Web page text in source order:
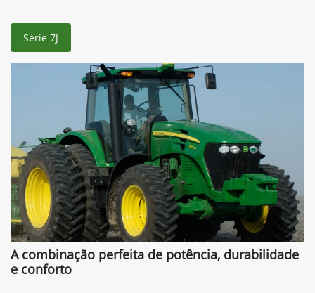
Série 7J
A combinação perfeita de potência, durabilidade
e conforto